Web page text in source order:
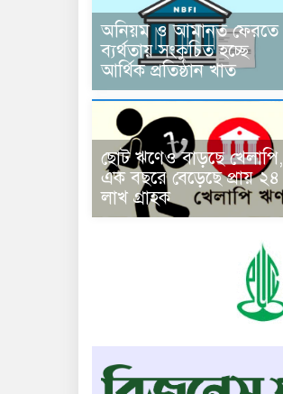
অনিয়ম ও আমানত ফেরতে
ব্যর্থতায় সংকুচিত হচ্ছে
আর্থিক প্রতিষ্ঠান খাত
ছোট ঋণেও বাড়ছে খেলাপি,
এক বছরে বেড়েছে প্রায় ২৪
লাখ গ্রাহক